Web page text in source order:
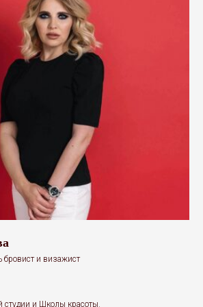
депиляции в Краснодаре
бровист и визажист
студии и Школы красоты.